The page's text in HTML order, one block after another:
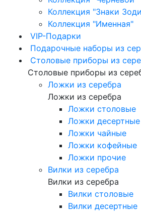
Коллекция "Знаки
Коллекция "Именная"
VIP-Подарки
Подарочные наборы из
Столовые приборы из
Столовые приборы из
Ложки из серебра
Ложки из серебра
Ложки столовые
Ложки десертные
Ложки чайные
Ложки кофейные
Ложки прочие
Вилки из серебра
Вилки из серебра
Вилки столовые
Вилки десертные